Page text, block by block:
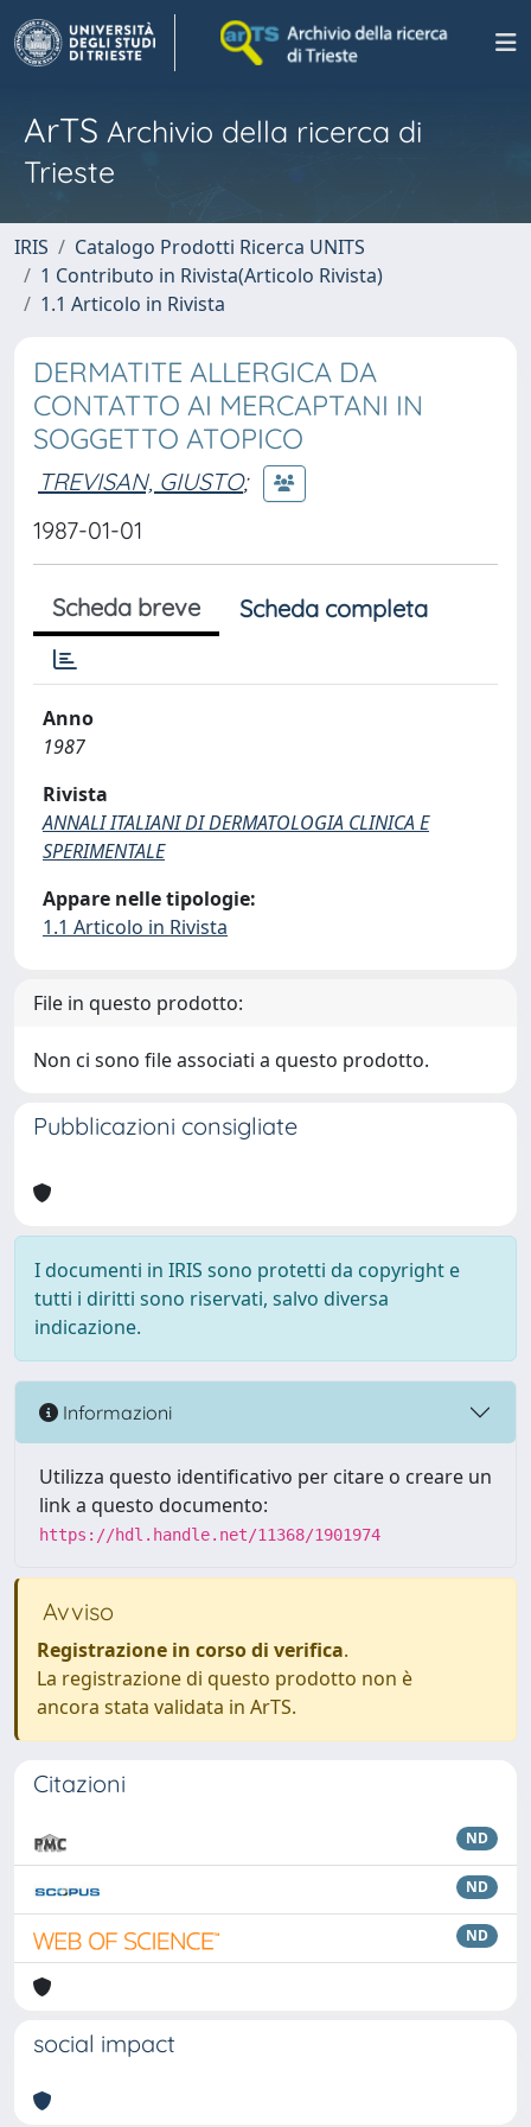
ArTS Archivio della ricerca di
Trieste
IRIS
Catalogo Prodotti Ricerca UNITS
1 Contributo in Rivista(Articolo Rivista)
1.1 Articolo in Rivista
DERMATITE ALLERGICA DA
CONTATTO AI MERCAPTANI IN
SOGGETTO ATOPICO
TREVISAN, GIUSTO;
1987-01-01
Scheda breve Scheda completa
Anno
1987
Rivista
ANNALI ITALIANI DI DERMATOLOGIA CLINICA E
SPERIMENTALE
Appare nelle tipologie:
1.1 Articolo in Rivista
File in questo prodotto:
Non ci sono file associati a questo prodotto.
Pubblicazioni consigliate
I documenti in IRIS sono protetti da copyright e
tutti i diritti sono riservati, salvo diversa
indicazione.
Informazioni
Utilizza questo identificativo per citare o creare un
link a questo documento:
https://hdl.handle.net/11368/1901974
Avviso
Registrazione in corso di verifica.
La registrazione di questo prodotto non è
ancora stata validata in ArTS.
Citazioni
ND
ND
ND
social impact